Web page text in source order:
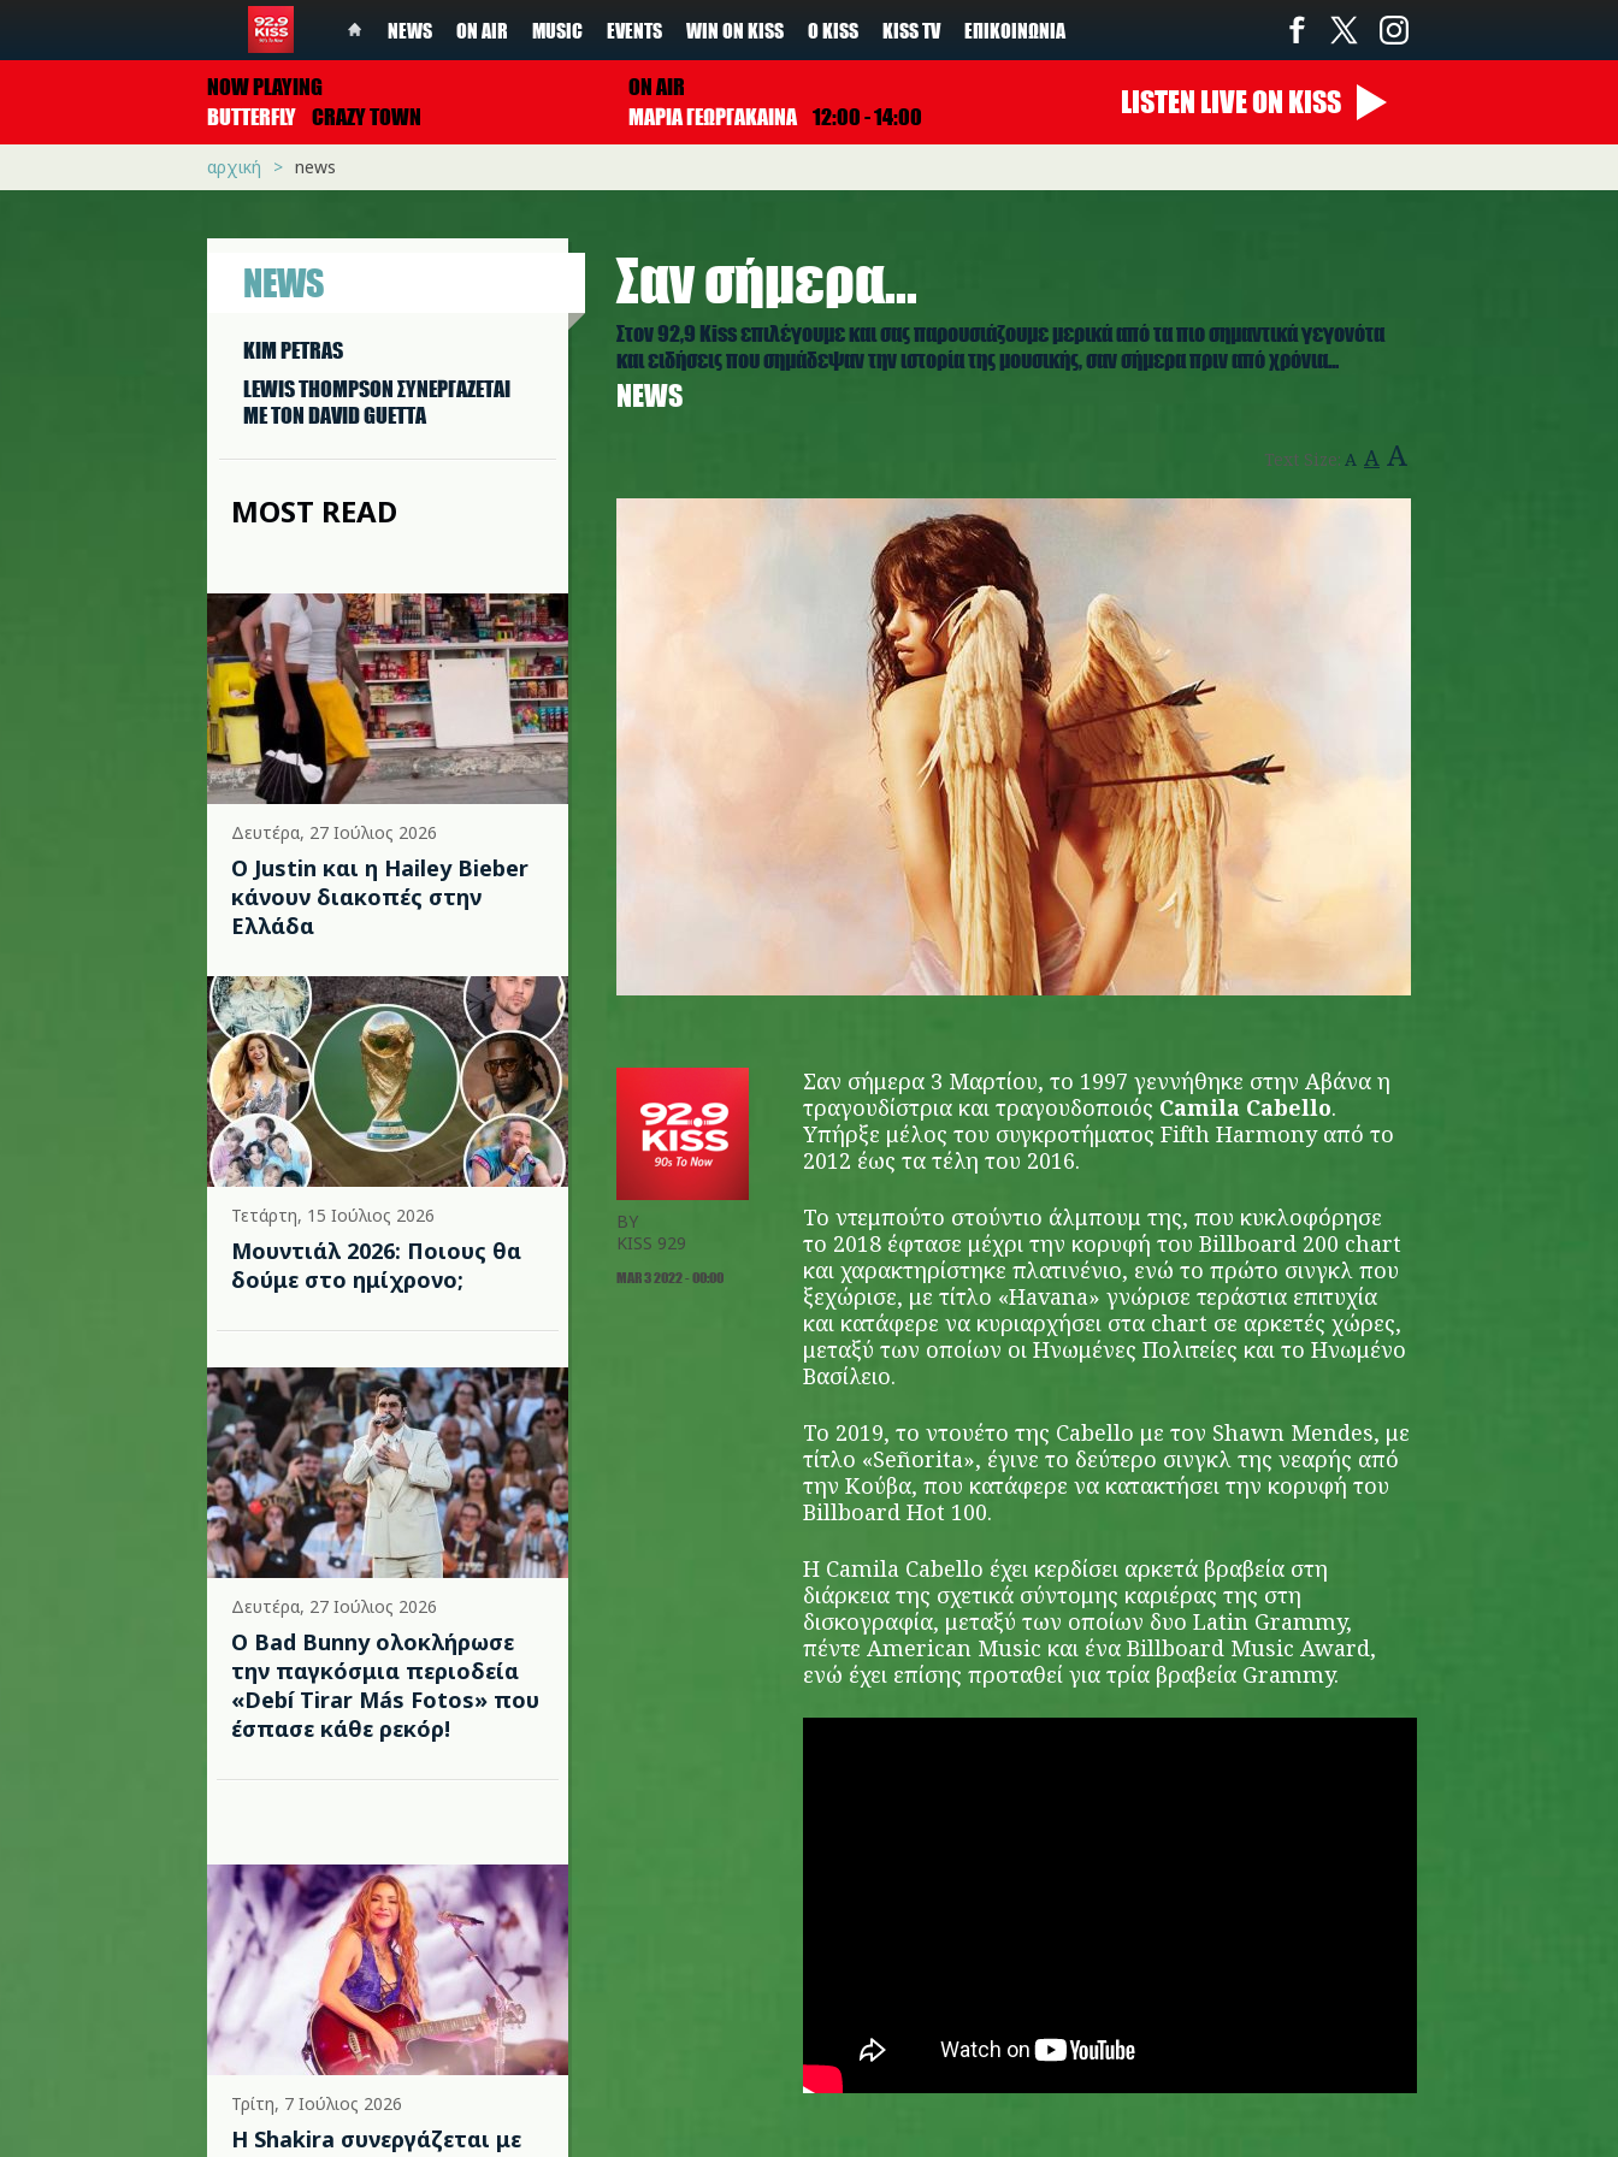
NEWS ON AIR MUSIC EVENTS WIN ON KISS Ο KISS KISS TV ΕΠΙΚΟΙΝΩΝΊΑ
NOW PLAYING
BUTTERFLY CRAZY TOWN
ON AIR
ΜΑΡΙΑ ΓΕΩΡΓΑΚΑΙΝΑ 12:00 - 14:00 LISTEN LIVEON KISS
αρχική news
NEWS
KIM PETRAS
LEWIS THOMPSON ΣΥΝΕΡΓAΖΕΤΑΙ
ΜΕ ΤΟΝ DAVID GUETTA
MOST READ
Δευτέρα, 27 Ιούλιος 2026
Ο Justin και η Hailey Bieber
κάνουν διακοπές στην
Ελλάδα
Τετάρτη, 15 Ιούλιος 2026
Μουντιάλ 2026: Ποιους θα
δούμε στο ημίχρονο;
Δευτέρα, 27 Ιούλιος 2026
Ο Bad Bunny ολοκλήρωσε
την παγκόσμια περιοδεία
«Debí Tirar Más Fotos» που
έσπασε κάθε ρεκόρ!
Τρίτη, 7 Ιούλιος 2026
Η Shakira συνεργάζεται με
Σαν σήμερα...
Στον 92,9 Kiss επιλέγουμε και σας παρουσιάζουμε μερικά από τα πιο σημαντικά γεγονότα
και ειδήσεις που σημάδεψαν την ιστορία της μουσικής, σαν σήμερα πριν από χρόνια...
NEWS
Text Size: A A A
camila_cabello_01.jpg
BY
KISS 929
MAR 3 2022 - 00:00
Σαν σήμερα 3 Μαρτίου, το 1997 γεννήθηκε στην Αβάνα η
τραγουδίστρια και τραγουδοποιός Camila Cabello.
Yπήρξε μέλος του συγκροτήματος Fifth Harmony από το
2012 έως τα τέλη του 2016.
Το ντεμπούτο στούντιο άλμπουμ της, που κυκλοφόρησε
το 2018 έφτασε μέχρι την κορυφή του Billboard 200 chart
και χαρακτηρίστηκε πλατινένιο, ενώ το πρώτο σινγκλ που
ξεχώρισε, με τίτλο «Havana» γνώρισε τεράστια επιτυχία
και κατάφερε να κυριαρχήσει στα chart σε αρκετές χώρες,
μεταξύ των οποίων οι Ηνωμένες Πολιτείες και το Ηνωμένο
Βασίλειο.
Το 2019, το ντουέτο της Cabello με τον Shawn Mendes, με
τίτλο «Señorita», έγινε το δεύτερο σινγκλ της νεαρής από
την Κούβα, που κατάφερε να κατακτήσει την κορυφή του
Billboard Hot 100.
Η Camila Cabello έχει κερδίσει αρκετά βραβεία στη
διάρκεια της σχετικά σύντομης καριέρας της στη
δισκογραφία, μεταξύ των οποίων δυο Latin Grammy,
πέντε American Music και ένα Billboard Music Award,
ενώ έχει επίσης προταθεί για τρία βραβεία Grammy.